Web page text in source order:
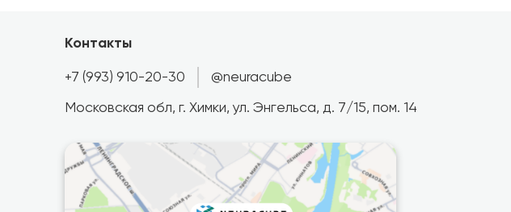
Контакты
+7 (993) 910-20-30 @neuracube
Московская обл, г. Химки, ул. Энгельса, д. 7/15, пом. 14